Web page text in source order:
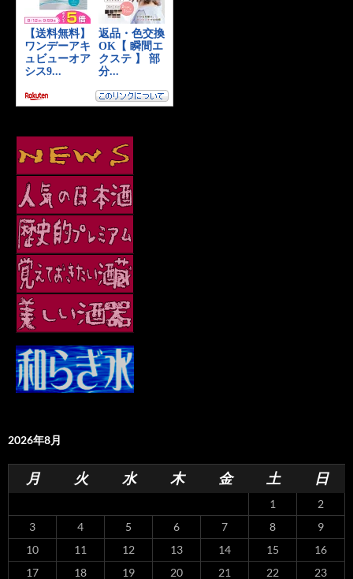
2026年8月
月 火 水 木 金 土 日
1
2
3
4 5 6 7 8
9
10
11 12 13 14 15
16
17
18 19 20 21 22 23